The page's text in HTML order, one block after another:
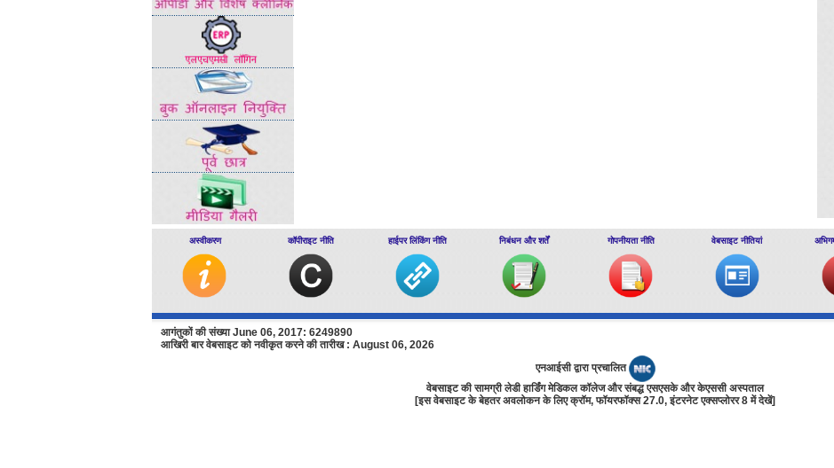
अस्वीकरण कॉपीराइट नीति हाईपर लिंकिंग नीति निबंधन और शर्तें गोपनीयता नीति वेबसाइट नीतियां
आगंतुकों की संख्या June 06, 2017: 6249890
आखिरी बार वेबसाइट को नवीकृत करने की तारीख : August 06, 2026
एनआईसी द्वारा प्रचालित
वेबसाइट की सामग्री लेडी हार्डिंग मेडिकल कॉलेज और संबद्ध एसएसके और केएससी अस्पताल
[इस वेबसाइट के बेहतर अवलोकन के लिए क्रॉम, फॉयरफॉक्‍स 27.0, इंटरनेट एक्‍सप्‍लोरर 8 में देखें]